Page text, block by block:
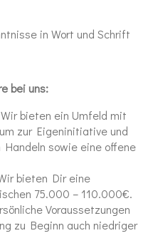
in Wort und Schrift
bei uns:
Wir bieten ein Umfeld mit
zur Eigeninitiative und
sowie eine offene
bieten Dir eine
75.000 – 110.000€.
Voraussetzungen
zu Beginn auch niedriger